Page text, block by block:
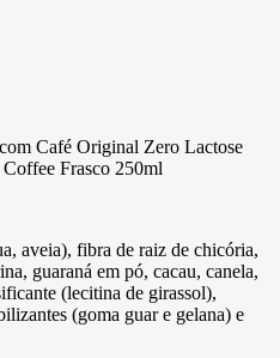
Café Original Zero Lactose
Frasco 250ml
aveia), fibra de raiz de chicória,
guaraná em pó, cacau, canela,
(lecitina de girassol),
(goma guar e gelana) e